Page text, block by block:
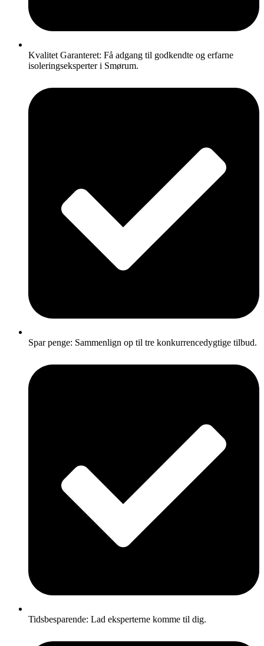
Kvalitet Garanteret: Få adgang til godkendte og erfarne
isoleringseksperter i Smørum.
Spar penge: Sammenlign op til tre konkurrencedygtige tilbud.
Tidsbesparende: Lad eksperterne komme til dig.